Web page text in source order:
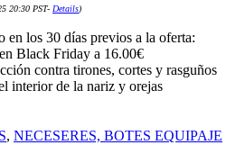
20:30 PST- Details)
en los 30 días previos a la oferta:
Black Friday a 16.00€
contra tirones, cortes y rasguños
interior de la nariz y orejas
, NECESERES, BOTES EQUIPAJE